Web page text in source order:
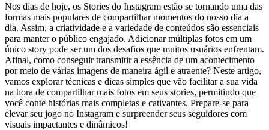
Nos ​dias de hoje, os‌ Stories ‌do Instagram estão se tornando uma ⁢das‌
formas ⁣mais populares de compartilhar ‍momentos do nosso dia a
dia. ⁤Assim,‌ a ‌criatividade e a variedade de conteúdos⁤ são essenciais
para manter o público engajado. Adicionar múltiplas fotos‌ em um
único story pode‍ ser⁤ um dos desafios que⁤ muitos ⁤usuários enfrentam.
Afinal, como‍ conseguir transmitir⁣ a⁣ essência de ​um acontecimento
por meio de⁤ várias⁤ imagens de ⁣maneira ágil ⁢e atraente? Neste artigo,
vamos explorar técnicas e ‍dicas simples que vão facilitar‍ a sua vida
na hora de compartilhar⁤ mais fotos em seus stories, permitindo que
você conte histórias mais completas e cativantes. Prepare-se para
‌elevar seu​ jogo ‌no Instagram e surpreender seus seguidores‌ com
⁢visuais ‍impactantes e dinâmicos!